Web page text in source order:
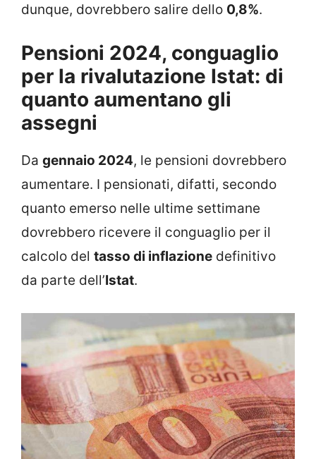
dunque, dovrebbero salire dello 0,8%.
Pensioni 2024, conguaglio
per la rivalutazione Istat: di
quanto aumentano gli
assegni
Da gennaio 2024, le pensioni dovrebbero
aumentare. I pensionati, difatti, secondo
quanto emerso nelle ultime settimane
dovrebbero ricevere il conguaglio per il
calcolo del tasso di inflazione definitivo
da parte dell’Istat.